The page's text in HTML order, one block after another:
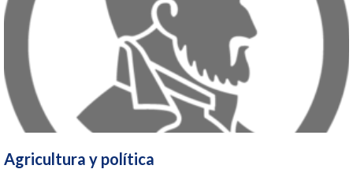
Agricultura y política